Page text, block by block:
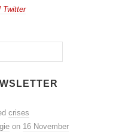
Twitter
crises
on 16 November